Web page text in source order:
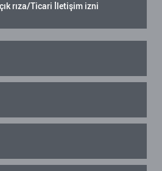
rıza/Ticari İletişim izni